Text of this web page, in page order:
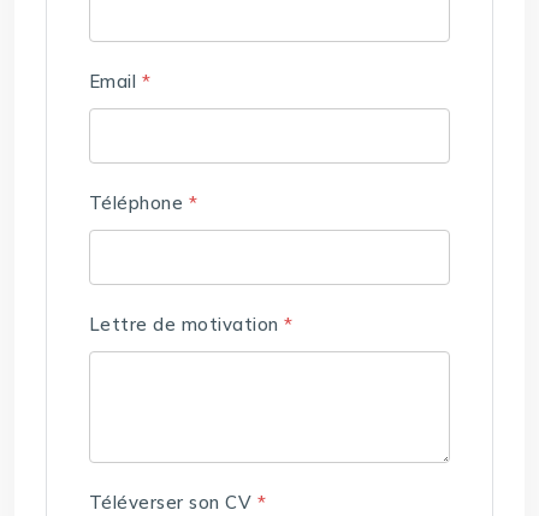
Email *
Téléphone *
Lettre de motivation*
Téléverser son CV *